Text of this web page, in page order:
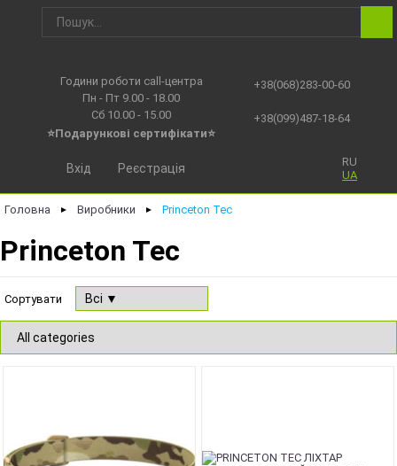
Години роботи call-центра
Пн - Пт 9.00 - 18.00
Сб 10.00 - 15.00
⭐Подарункові сертифікати⭐
+38(068)283-00-60
+38(099)487-18-64
RU
UA
Вхід Реєстрація
Головна ► Виробники ► Princeton Tec
Princeton Tec
Сортувати